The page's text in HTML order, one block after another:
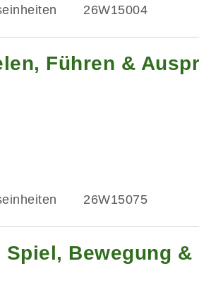
26W15004
Führen &
26W15075
Bewegung